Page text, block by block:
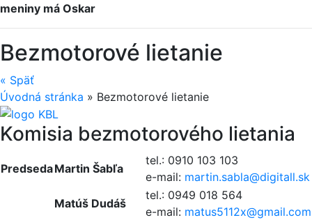
meniny má Oskar
Bezmotorové lietanie
« Späť
Úvodná stránka » Bezmotorové lietanie
Komisia bezmotorového lietania
PredsedaMartin Šabľa
tel.: 0910 103 103
e-mail: martin.sabla@digitall.sk
Matúš Dudáš
tel.: 0949 018 564
e-mail: matus5112x@gmail.com